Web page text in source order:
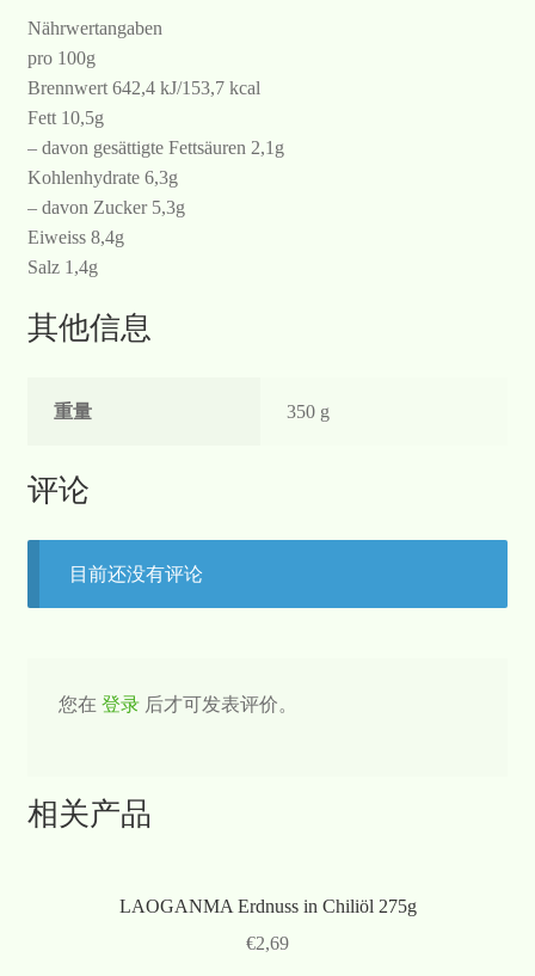
Nährwertangaben
pro 100g
Brennwert 642,4 kJ/153,7 kcal
Fett 10,5g
– davon gesättigte Fettsäuren 2,1g
Kohlenhydrate 6,3g
– davon Zucker 5,3g
Eiweiss 8,4g
Salz 1,4g
其他信息
重量 350 g
评论
目前还没有评论
您在 登录后才可发表评价。
相关产品
LAOGANMA Erdnuss in Chiliöl 275g
€2,69